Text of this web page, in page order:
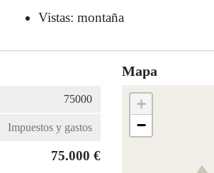
Vistas: montaña
75.000 €
Mapa
+
−